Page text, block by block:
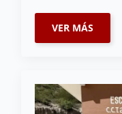
VER MÁS